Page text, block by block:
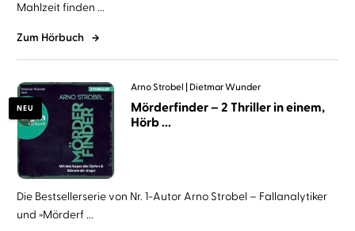
Mahlzeit finden ...
Zum Hörbuch
NEU
Arno Strobel Dietmar Wunder
Mörderfinder – 2 Thriller in einem,
Hörb ...
Die Bestsellerserie von Nr. 1-Autor Arno Strobel – Fallanalytiker
und »Mörderf ...